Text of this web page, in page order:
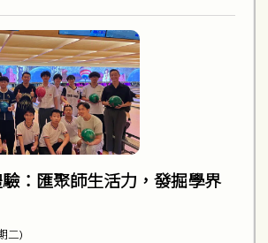
：匯聚師生活力，發掘學界
二)